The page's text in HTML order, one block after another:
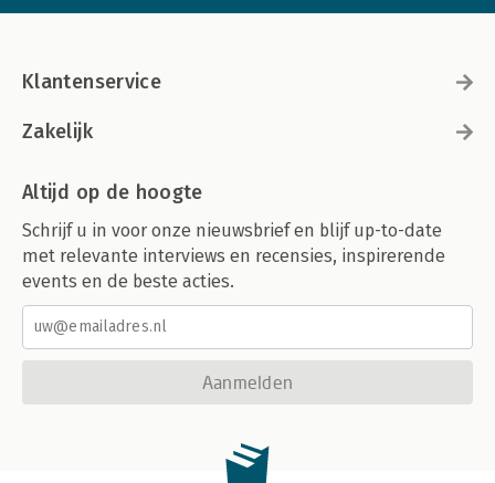
Klantenservice
Zakelijk
Altijd op de hoogte
Schrijf u in voor onze nieuwsbrief en blijf up-to-date
met relevante interviews en recensies, inspirerende
events en de beste acties.
Aanmelden